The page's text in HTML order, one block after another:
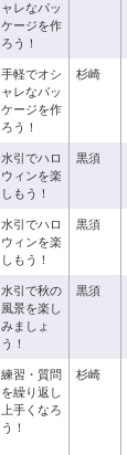
ャレなパッ
ケージを作
ろう！
手軽でオシ
ャレなパッ
ケージを作
ろう！
杉崎
水引でハロ
ウィンを楽
しもう！
黒須
水引でハロ
ウィンを楽
しもう！
黒須
水引で秋の
風景を楽し
みましょ
う！
黒須
練習・質問
を繰り返し
上手くなろ
う！
杉崎